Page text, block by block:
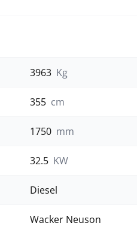
3963 Kg
355 cm
1750 mm
32.5 KW
Diesel
Wacker Neuson